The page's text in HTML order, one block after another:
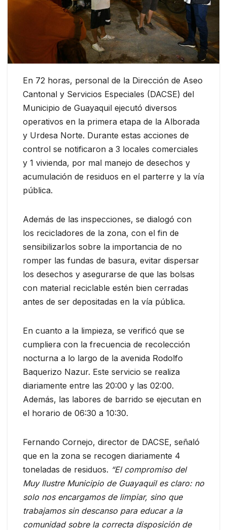
En 72 horas, personal de la Dirección de Aseo
Cantonal y Servicios Especiales (DACSE) del
Municipio de Guayaquil ejecutó diversos
operativos en la primera etapa de la Alborada
y Urdesa Norte. Durante estas acciones de
control se notificaron a 3 locales comerciales
y 1 vivienda, por mal manejo de desechos y
acumulación de residuos en el parterre y la vía
pública.
Además de las inspecciones, se dialogó con
los recicladores de la zona, con el fin de
sensibilizarlos sobre la importancia de no
romper las fundas de basura, evitar dispersar
los desechos y asegurarse de que las bolsas
con material reciclable estén bien cerradas
antes de ser depositadas en la vía pública.
En cuanto a la limpieza, se verificó que se
cumpliera con la frecuencia de recolección
nocturna a lo largo de la avenida Rodolfo
Baquerizo Nazur. Este servicio se realiza
diariamente entre las 20:00 y las 02:00.
Además, las labores de barrido se ejecutan en
el horario de 06:30 a 10:30.
Fernando Cornejo, director de DACSE, señaló
que en la zona se recogen diariamente 4
toneladas de residuos. “El compromiso del
Muy Ilustre Municipio de Guayaquil es claro: no
solo nos encargamos de limpiar, sino que
trabajamos sin descanso para educar a la
comunidad sobre la correcta disposición de